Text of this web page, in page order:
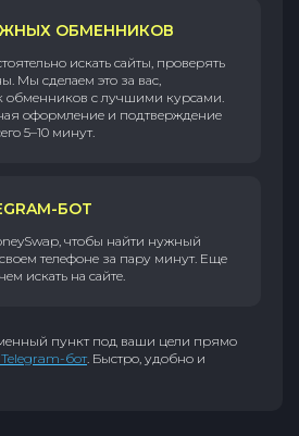
ОБМЕННИКОВ
искать сайты, проверять
Мы сделаем это за вас,
обменников с лучшими курсами.
оформление и подтверждение
5–10 минут.
БОТ
чтобы найти нужный
телефоне за пару минут. Еще
искать на сайте.
пункт под ваши цели прямо
бот. Быстро, удобно и